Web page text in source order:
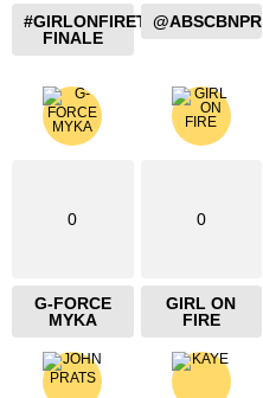
#GIRLONFIRETHEBLAZING
FINALE
@ABSCBNPR
0
G-FORCE
MYKA
0
GIRL ON
FIRE